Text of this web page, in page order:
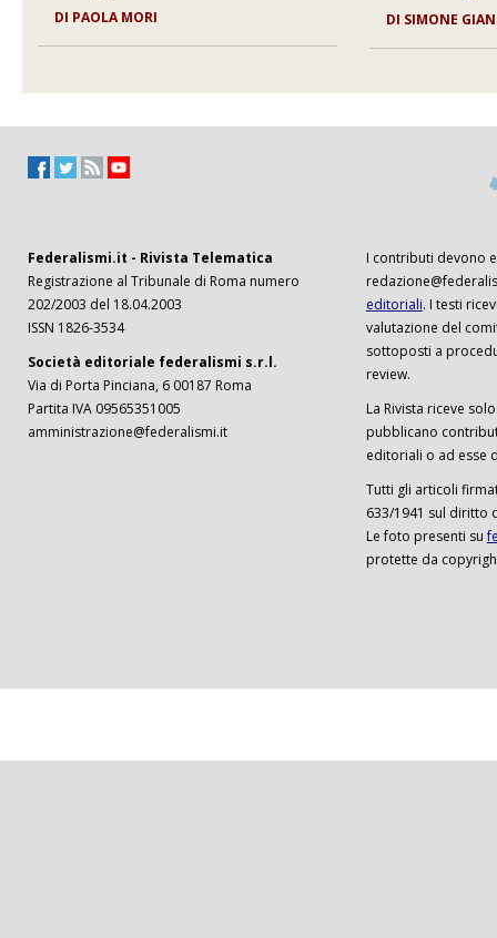
DI PAOLA MORI DI SIMONE
Federalismi.it - Rivista Telematica
Registrazione al Tribunale di Roma numero
202/2003 del 18.04.2003
ISSN 1826-3534
Società editoriale federalismi s.r.l.
Via di Porta Pinciana, 6 00187 Roma
Partita IVA 09565351005
amministrazione@federalismi.it
I contributi devono
editoriali. I testi
valutazione del
sottoposti a
review.
La Rivista riceve
pubblicano
editoriali o ad esse
Tutti gli articoli
633/1941 sul diritto
Le foto presenti su
protette da